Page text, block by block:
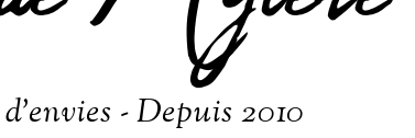
- Depuis 2010